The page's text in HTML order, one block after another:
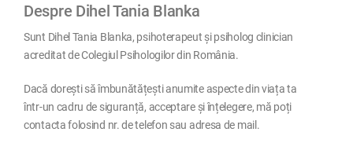
Despre Dihel Tania Blanka
Sunt Dihel Tania Blanka, psihoterapeut și psiholog clinician
acreditat de Colegiul Psihologilor din România.
Dacă dorești să îmbunătățești anumite aspecte din viața ta
într-un cadru de siguranță, acceptare și înțelegere, mă poți
contacta folosind nr. de telefon sau adresa de mail.